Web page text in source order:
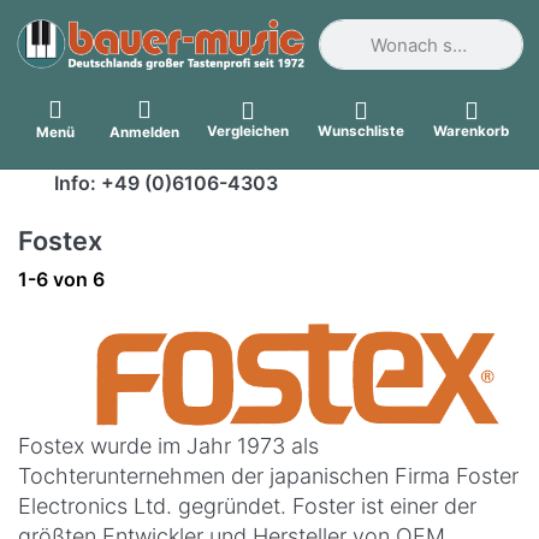
Geben Sie einen
Menü Anmelden Vergleichen Wunschliste Warenkorb
Info: +49 (0)6106-4303
Fostex
Suchergebnisse:
1-6 von 6
Fostex wurde im Jahr 1973 als
Tochterunternehmen der japanischen Firma Foster
Electronics Ltd. gegründet. Foster ist einer der